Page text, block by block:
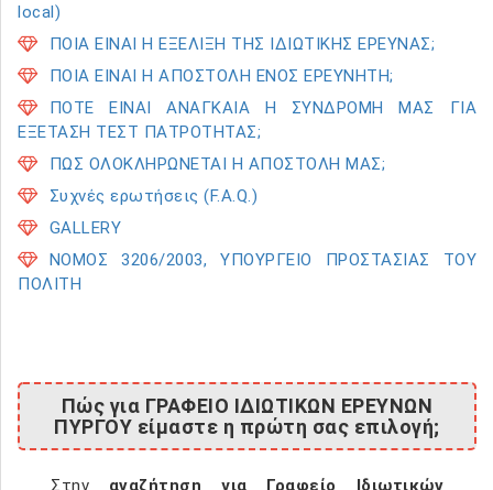
local)
ΠΟΙΑ ΕΙΝΑΙ Η ΕΞΕΛΙΞΗ ΤΗΣ ΙΔΙΩΤΙΚΗΣ ΕΡΕΥΝΑΣ;
ΠΟΙΑ ΕΙΝΑΙ Η ΑΠΟΣΤΟΛΗ ΕΝΟΣ ΕΡΕΥΝΗΤΗ;
ΠΟΤΕ ΕΙΝΑΙ ΑΝΑΓΚΑΙΑ Η ΣΥΝΔΡΟΜΗ ΜΑΣ ΓΙΑ
ΕΞΕΤΑΣΗ ΤΕΣΤ ΠΑΤΡΟΤΗΤΑΣ;
ΠΩΣ ΟΛΟΚΛΗΡΩΝΕΤΑΙ Η ΑΠΟΣΤΟΛΗ ΜΑΣ;
Συχνές ερωτήσεις (F.A.Q.)
GALLERY
ΝΟΜΟΣ 3206/2003, ΥΠΟΥΡΓΕΙΟ ΠΡΟΣΤΑΣΙΑΣ ΤΟΥ
ΠΟΛΙΤΗ
Πώς για ΓΡΑΦΕΙΟ ΙΔΙΩΤΙΚΩΝ ΕΡΕΥΝΩΝ
ΠΥΡΓΟΥ είμαστε η πρώτη σας επιλογή;
Στην αναζήτηση για Γραφείο Ιδιωτικών